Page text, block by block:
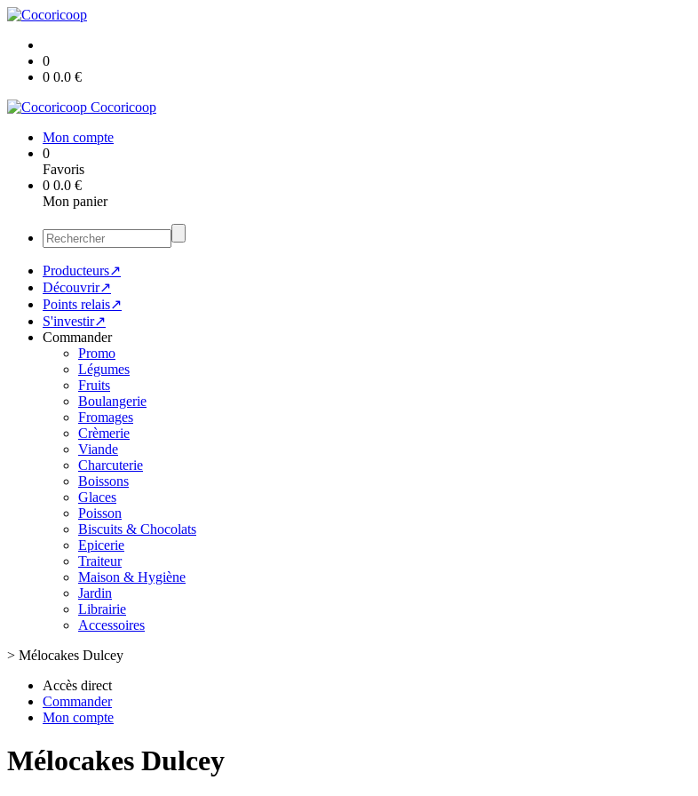
0
0 0.0 €
Cocoricoop
Mon compte
0
Favoris
0 0.0 €
Mon panier
Producteurs↗
Découvrir↗
Points relais↗
S'investir↗
Commander
Promo
Légumes
Fruits
Boulangerie
Fromages
Crèmerie
Viande
Charcuterie
Boissons
Glaces
Poisson
Biscuits & Chocolats
Epicerie
Traiteur
Maison & Hygiène
Jardin
Librairie
Accessoires
> Mélocakes Dulcey
Accès direct
Commander
Mon compte
Mélocakes Dulcey